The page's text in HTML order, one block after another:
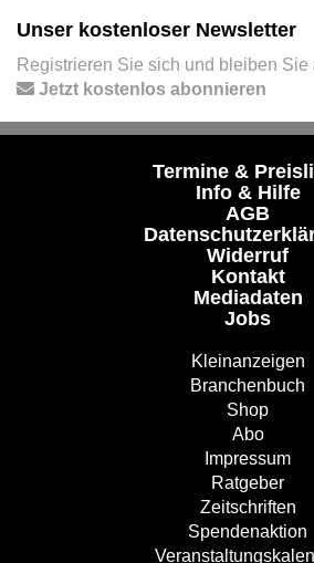
Unser kostenloser Newsletter
Registrieren Sie sich und bleiben Sie
Jetzt kostenlos abonnieren
Termine &
Info & Hilfe
AGB
Widerruf
Kontakt
Mediadaten
Jobs
Kleinanzeigen
Branchenbuch
Shop
Abo
Impressum
Ratgeber
Zeitschriften
Spendenaktion